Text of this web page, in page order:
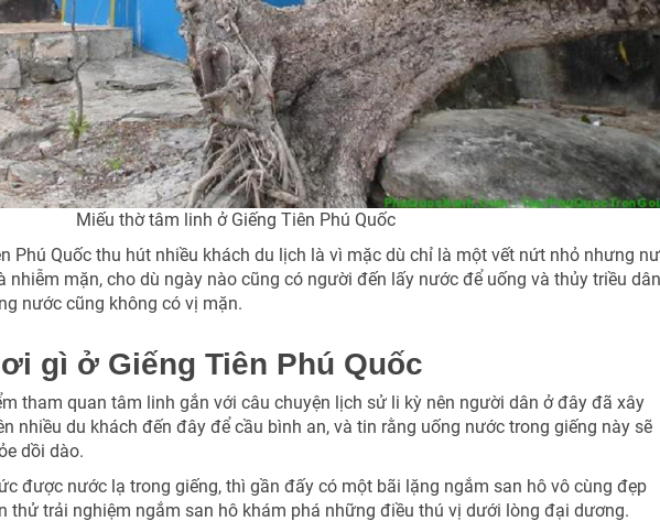
Miếu thờ tâm linh ở Giếng Tiên Phú Quốc
Phú Quốc thu hút nhiều khách du lịch là vì mặc dù chỉ là một vết nứt nhỏ nhưng
nhiễm mặn, cho dù ngày nào cũng có người đến lấy nước để uống và thủy triều
nước cũng không có vị mặn.
gì ở Giếng Tiên Phú Quốc
tham quan tâm linh gắn với câu chuyện lịch sử li kỳ nên người dân ở đây đã xây
nhiều du khách đến đây để cầu bình an, và tin rằng uống nước trong giếng này sẽ
dồi dào.
được nước lạ trong giếng, thì gần đấy có một bãi lặng ngắm san hô vô cùng đẹp
thử trải nghiệm ngắm san hô khám phá những điều thú vị dưới lòng đại dương.